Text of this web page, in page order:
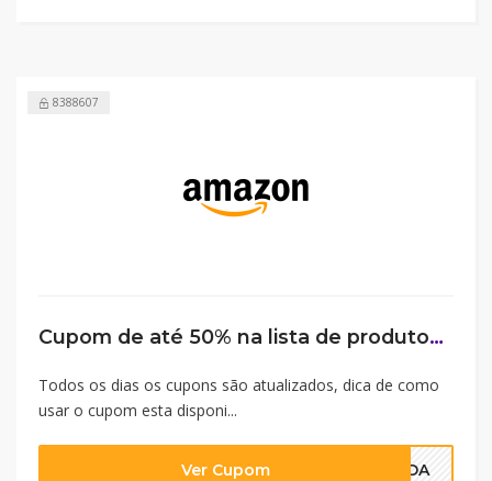
8388607
Cupom de até 50% na lista de produtos confira agora
Todos os dias os cupons são atualizados, dica de como
usar o cupom esta disponi...
Ver Cupom NADA